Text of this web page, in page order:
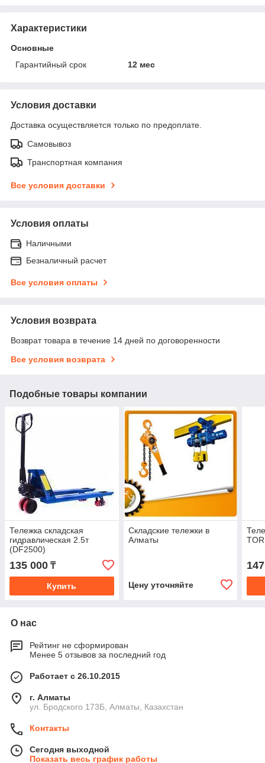
Характеристики
Основные
Гарантийный срок
12 мес
Условия доставки
Доставка осуществляется только по предоплате.
Самовывоз
Транспортная компания
Все условия доставки
Условия оплаты
Наличными
Безналичный расчет
Все условия оплаты
Условия возврата
Возврат товара в течение 14 дней по договоренности
Все условия возврата
Подобные товары компании
Тележка складская
гидравлическая 2.5т
(DF2500)
135 000 ₸
Купить
Складские тележки в
Алматы
Цену уточняйте
О нас
Рейтинг не сформирован
Менее 5 отзывов за последний год
Работает с 26.10.2015
г. Алматы
ул. Бродского 173Б, Алматы, Казахстан
Контакты
Сегодня выходной
Показать весь график работы